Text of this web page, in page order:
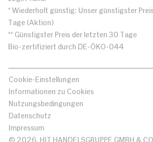
* Wiederholt günstig: Unser günstigster
Tage (Aktion)
** Günstigster Preis der letzten 30 Tage
Bio-zertifiziert durch DE-ÖKO-044
Cookie-Einstellungen
Informationen zu Cookies
Nutzungsbedingungen
Datenschutz
Impressum
© 2026, HIT HANDELSGRUPPE GMBH &